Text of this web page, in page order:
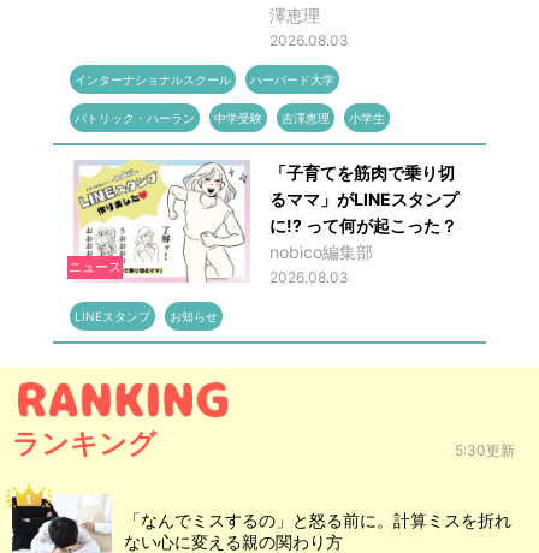
澤恵理
2026.08.03
インターナショナルスクール ハーバード大学
パトリック・ハーラン 中学受験 吉澤恵理 小学生
ニュース
「子育てを筋肉で乗り切
るママ」がLINEスタンプ
に!? って何が起こった？
nobico編集部
2026.08.03
LINEスタンプ お知らせ
ランキング 5:30更新
「なんでミスするの」と怒る前に。計算ミスを折れ
ない心に変える親の関わり方